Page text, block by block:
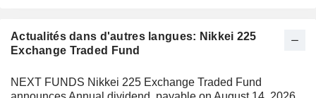
Actualités dans d'autres langues: Nikkei 225
Exchange Traded Fund
NEXT FUNDS Nikkei 225 Exchange Traded Fund